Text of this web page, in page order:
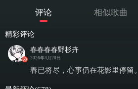
评论 相似歌曲
精彩评论
春春春春野杉卉
2026年4月20日
春已将尽，心事仍在花影里停留。